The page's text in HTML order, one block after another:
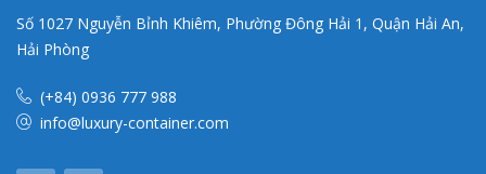
Số 1027 Nguyễn Bỉnh Khiêm, Phường Đông Hải 1, Quận Hải An,
Hải Phòng
(+84) 0936 777 988
info@luxury-container.com